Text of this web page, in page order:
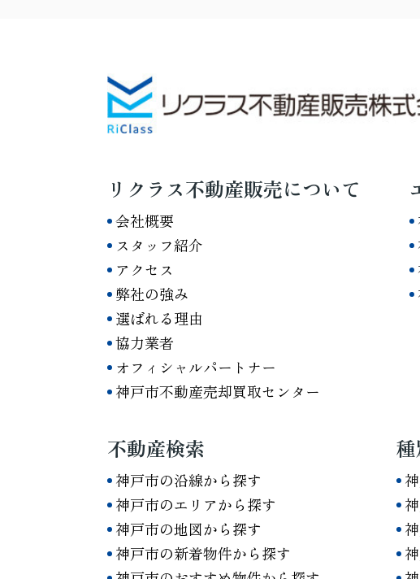
リクラス不動産販売について
会社概要
スタッフ紹介
アクセス
弊社の強み
選ばれる理由
協力業者
オフィシャルパートナー
神戸市不動産売却買取センター
不動産検索
神戸市の沿線から探す
神戸市のエリアから探す
神戸市の地図から探す
神戸市の新着物件から探す